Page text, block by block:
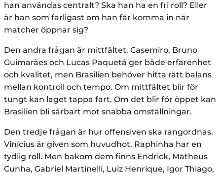
han användas centralt? Ska han ha en fri roll? Eller
är han som farligast om han får komma in när
matcher öppnar sig?
Den andra frågan är mittfältet. Casemiro, Bruno
Guimarães och Lucas Paquetá ger både erfarenhet
och kvalitet, men Brasilien behöver hitta rätt balans
mellan kontroll och tempo. Om mittfältet blir för
tungt kan laget tappa fart. Om det blir för öppet kan
Brasilien bli sårbart mot snabba omställningar.
Den tredje frågan är hur offensiven ska rangordnas.
Vinícius är given som huvudhot. Raphinha har en
tydlig roll. Men bakom dem finns Endrick, Matheus
Cunha, Gabriel Martinelli, Luiz Henrique, Igor Thiago,